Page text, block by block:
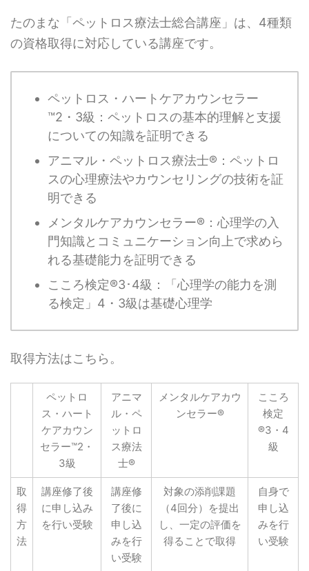
たのまな「ペットロス療法士総合講座」は、4種類
の資格取得に対応している講座です。
ペットロス・ハートケアカウンセラー
™2・3級：ペットロスの基本的理解と支援
についての知識を証明できる
アニマル・ペットロス療法士®：ペットロ
スの心理療法やカウンセリングの技術を証
明できる
メンタルケアカウンセラー®：心理学の入
門知識とコミュニケーション向上で求めら
れる基礎能力を証明できる
こころ検定®3･4級：「心理学の能力を測
る検定」4・3級は基礎心理学
取得方法はこちら。
ペットロ
ス・ハート
ケアカウン
セラー™2・
3級
アニマ
ル・ペ
ットロ
ス療法
士®
メンタルケアカウ
ンセラー®
こころ
検定
®3・4
級
取
得
方
法
講座修了後
に申し込み
を行い受験
講座修
了後に
申し込
みを行
い受験
対象の添削課題
（4回分）を提出
し、一定の評価を
得ることで取得
自身で
申し込
みを行
い受験